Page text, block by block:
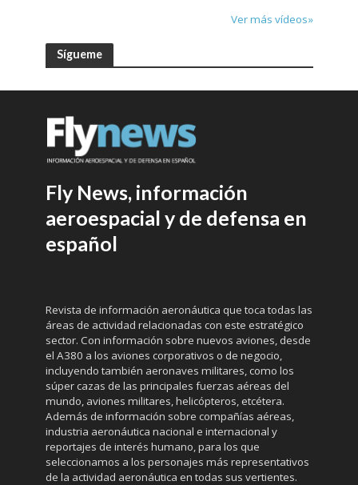
Ver más vídeos»
Sígueme
Fly News, información
aeroespacial y de defensa en
español
Revista de información aeronáutica que toca todas las
áreas de actividad relacionadas con este estratégico
sector. Con información sobre nuevos aviones, desde
el A380 a los aviones corporativos o de negocio,
incluyendo también aeronaves militares, como los
súper cazas de las principales fuerzas aéreas del
mundo, aviones militares, helicópteros, etcétera.
Además de información sobre compañías aéreas,
industria aeronáutica nacional e internacional y
reportajes de interés humano, para los que
seleccionamos a los personajes más representativos
de la actividad aeronáutica en todas sus vertientes.